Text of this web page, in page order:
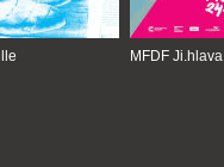
MFDF Ji.hlava